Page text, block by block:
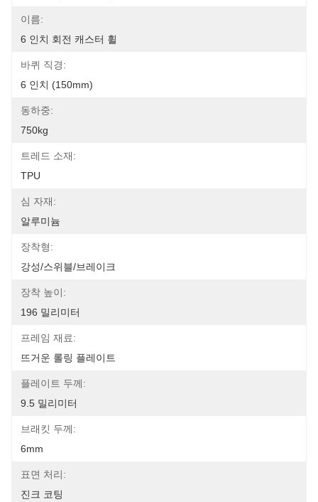
이름:
6 인치 회전 캐스터 휠
바퀴 직경:
6 인치 (150mm)
동하중:
750kg
트레드 소재:
TPU
심 자재:
알루미늄
장착형:
강성/스위블/브레이크
장착 높이:
196 밀리미터
프레임 재료:
뜨거운 롤링 플레이트
플레이트 두께:
9.5 밀리미터
브래킷 두께:
6mm
표면 처리:
진크 코팅